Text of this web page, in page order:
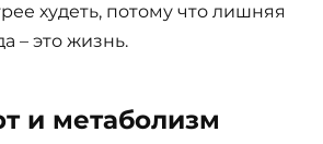
худеть, потому что лишняя
– это жизнь.
и метаболизм